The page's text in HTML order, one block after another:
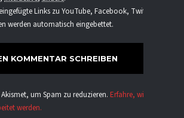
Links zu YouTube, Facebook, Twitter
werden automatisch eingebettet.
um Spam zu reduzieren. Erfahre, wie deine
werden.